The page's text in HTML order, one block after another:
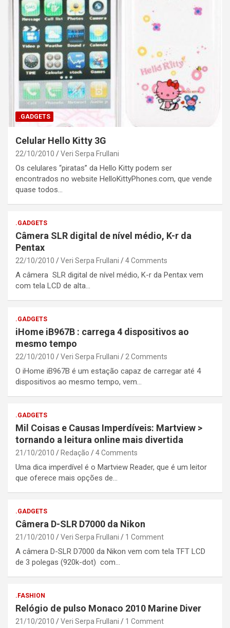
.GADGETS
Celular Hello Kitty 3G
22/10/2010 Veri Serpa Frullani
Os celulares “piratas” da Hello Kitty podem ser
encontrados no website HelloKittyPhones.com, que vende
quase todos…
.GADGETS
Câmera SLR digital de nível médio, K-r da
Pentax
22/10/2010 Veri Serpa Frullani 4 Comments
A câmera SLR digital de nível médio, K-r da Pentax vem
com tela LCD de alta…
.GADGETS
iHome iB967B : carrega 4 dispositivos ao
mesmo tempo
22/10/2010 Veri Serpa Frullani 2 Comments
O iHome iB967B é um estação capaz de carregar até 4
dispositivos ao mesmo tempo, vem…
.GADGETS
Mil Coisas e Causas Imperdíveis: Martview >
tornando a leitura online mais divertida
21/10/2010 Redação 4 Comments
Uma dica imperdível é o Martview Reader, que é um leitor
que oferece mais opções de…
.GADGETS
Câmera D-SLR D7000 da Nikon
21/10/2010 Veri Serpa Frullani 1 Comment
A câmera D-SLR D7000 da Nikon vem com tela TFT LCD
de 3 polegas (920k-dot) com…
.FASHION
Relógio de pulso Monaco 2010 Marine Diver
21/10/2010 Veri Serpa Frullani 1 Comment